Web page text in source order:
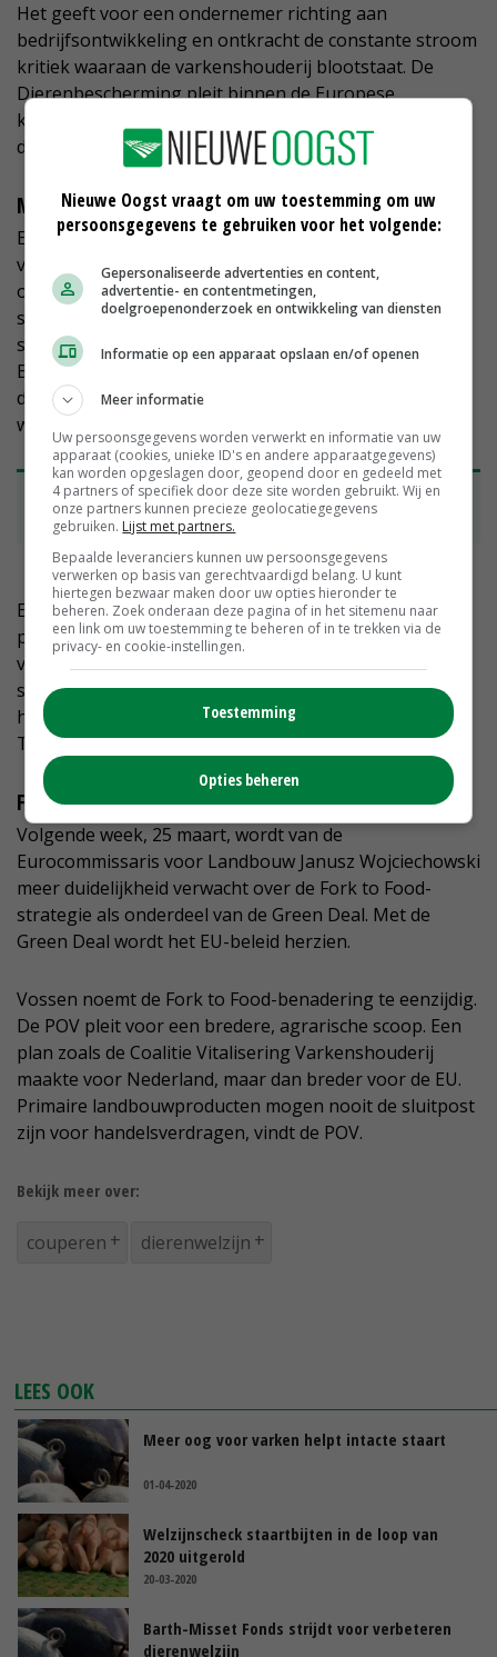
Het geeft voor een ondernemer richting aan
bedrijfsontwikkeling en ontkracht de constante stroom
kritiek waaraan de varkenshouderij blootstaat. De
Dierenbescherming pleit binnen de Europese
koepelorganisatie Eurogroup for Animals voor
dierenwelzijnslabeling.
Method of Production Labeling
Een Method of Production Labeling (standaard voor
voedseletikettering waar integriteit in de productie
onderdeel van is) is er al langer voor eieren. Daarbij
staat 0 voor biologisch, 1 voor vrije uitloop, 2 voor
scharrelschuur en 3 voor verrijkte kooi. Zoiets zit het
Beter Leven-keurmerk in Nederland en
dierenwelzijnslabels in andere EU-lidstaten niet in de
weg, zegt Van den Berg.
• Lees ook:Schouten ondersteunt verplicht
dierenwelzijnslabel in Europa
Een Europees Beter Leven-keurmerk zit er volgens de
programmamanager van de Dierenbescherming
vooralsnog niet in. 'Wel kijken we hoe kan worden
samengewerkt met andere dierenwelzijnslabels, zoals
het label Für mehr Tierschutz van de Duitse
Tierschutzbund.'
Fork to Food-strategie
Volgende week, 25 maart, wordt van de
Eurocommissaris voor Landbouw Janusz Wojciechowski
meer duidelijkheid verwacht over de Fork to Food-
strategie als onderdeel van de Green Deal. Met de
Green Deal wordt het EU-beleid herzien.
Vossen noemt de Fork to Food-benadering te eenzijdig.
De POV pleit voor een bredere, agrarische scoop. Een
plan zoals de Coalitie Vitalisering Varkenshouderij
maakte voor Nederland, maar dan breder voor de EU.
Primaire landbouwproducten mogen nooit de sluitpost
zijn voor handelsverdragen, vindt de POV.
Bekijk meer over:
couperen dierenwelzijn
LEES OOK
Meer oog voor varken helpt intacte staart
01-04-2020
Welzijnscheck staartbijten in de loop van
2020 uitgerold
20-03-2020
Barth-Misset Fonds strijdt voor verbeteren
dierenwelzijn
Nieuwe Oogst vraagt om uw toestemming om uw
persoonsgegevens te gebruiken voor het volgende:
Gepersonaliseerde advertenties en content,
advertentie- en contentmetingen,
doelgroepenonderzoek en ontwikkeling van diensten
Informatie op een apparaat opslaan en/of openen
Meer informatie
Uw persoonsgegevens worden verwerkt en informatie van uw
apparaat (cookies, unieke ID's en andere apparaatgegevens)
kan worden opgeslagen door, geopend door en gedeeld met
4 partners of specifiek door deze site worden gebruikt. Wij en
onze partners kunnen precieze geolocatiegegevens
gebruiken. Lijst met partners.
Bepaalde leveranciers kunnen uw persoonsgegevens
verwerken op basis van gerechtvaardigd belang. U kunt
hiertegen bezwaar maken door uw opties hieronder te
beheren. Zoek onderaan deze pagina of in het sitemenu naar
een link om uw toestemming te beheren of in te trekken via de
privacy- en cookie-instellingen.
Toestemming
Opties beheren